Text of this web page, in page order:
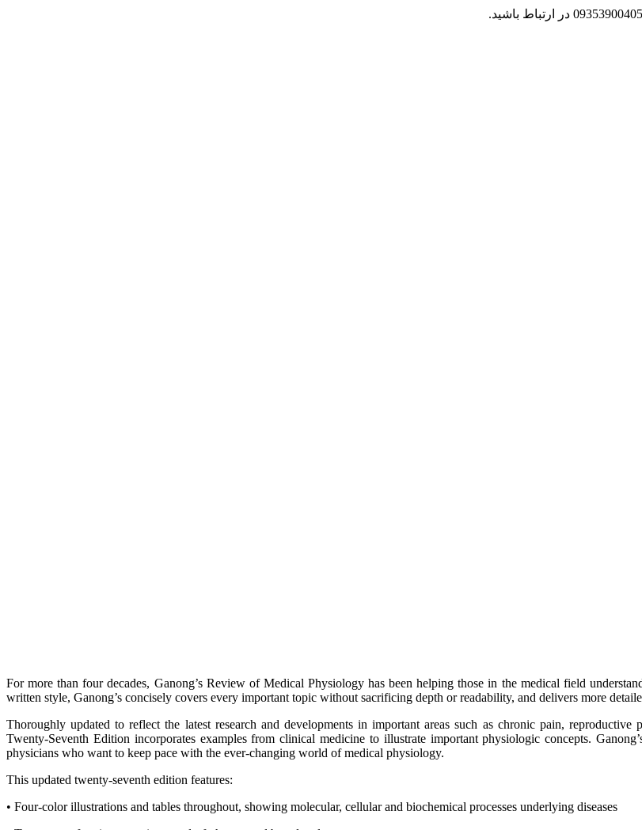
For more than four decades, Ganong’s Review of Medical Physiology has been helping those in the medical field
written style, Ganong’s concisely covers every important topic without sacrificing depth or readability, and delivers more
Thoroughly updated to reflect the latest research and developments in important areas such as chronic pain,
Twenty-Seventh Edition incorporates examples from clinical medicine to illustrate important physiologic concepts.
physicians who want to keep pace with the ever-changing world of medical physiology.
This updated twenty-seventh edition features:
• Four-color illustrations and tables throughout, showing molecular, cellular and biochemical processes underlying diseases